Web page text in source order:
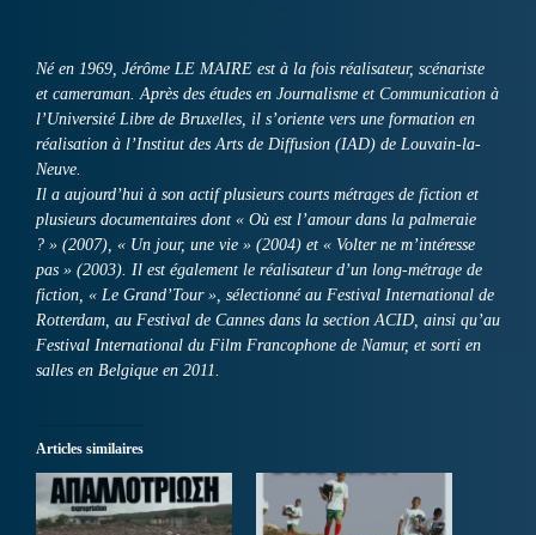
Né en 1969, Jérôme LE MAIRE est à la fois réalisateur, scénariste
et cameraman. Après des études en Journalisme et Communication à
l’Université Libre de Bruxelles, il s’oriente vers une formation en
réalisation à l’Institut des Arts de Diffusion (IAD) de Louvain-la-
Neuve.
Il a aujourd’hui à son actif plusieurs courts métrages de fiction et
plusieurs documentaires dont « Où est l’amour dans la palmeraie
? » (2007), « Un jour, une vie » (2004) et « Volter ne m’intéresse
pas » (2003). Il est également le réalisateur d’un long-métrage de
fiction, « Le Grand’Tour », sélectionné au Festival International de
Rotterdam, au Festival de Cannes dans la section ACID, ainsi qu’au
Festival International du Film Francophone de Namur, et sorti en
salles en Belgique en 2011.
Articles similaires